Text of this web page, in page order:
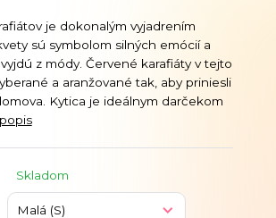
je dokonalým vyjadrením
sú symbolom silných emócií a
z módy. Červené karafiáty v tejto
a aranžované tak, aby priniesli
Kytica je ideálnym darčekom
Skladom